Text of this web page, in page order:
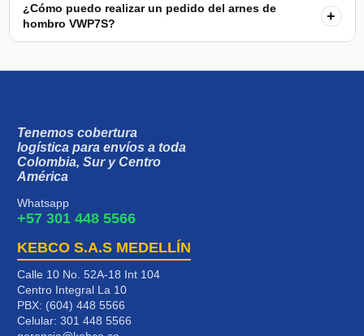
¿Cómo puedo realizar un pedido del arnes de
hombro VWP7S?
+
Tenemos cobertura
logística para envíos a toda
Colombia, Sur y Centro
América
Whatsapp
+57 301 448 5566
KEBCO S.A.S MEDELLÍN
Calle 10 No. 52A-18 Int 104
Centro Integral La 10
PBX: (604) 448 5566
Celular: 301 448 5566